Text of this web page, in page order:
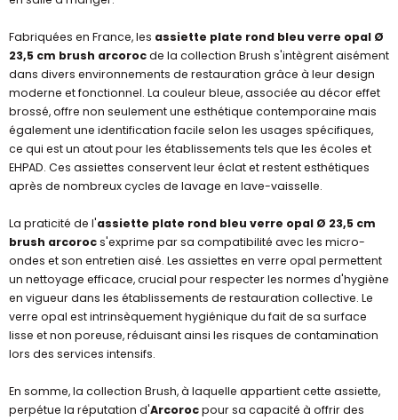
Fabriquées en France, les assiette plate rond bleu verre opal Ø
23,5 cm brush arcorocde la collection Brush s'intègrent aisément
dans divers environnements de restauration grâce à leur design
moderne et fonctionnel. La couleur bleue, associée au décor effet
brossé, offre non seulement une esthétique contemporaine mais
également une identification facile selon les usages spécifiques,
ce qui est un atout pour les établissements tels que les écoles et
EHPAD. Ces assiettes conservent leur éclat et restent esthétiques
après de nombreux cycles de lavage en lave-vaisselle.
La praticité de l'assiette plate rond bleu verre opal Ø 23,5 cm
brush arcorocs'exprime par sa compatibilité avec les micro-
ondes et son entretien aisé. Les assiettes en verre opal permettent
un nettoyage efficace, crucial pour respecter les normes d'hygiène
en vigueur dans les établissements de restauration collective. Le
verre opal est intrinsèquement hygiénique du fait de sa surface
lisse et non poreuse, réduisant ainsi les risques de contamination
lors des services intensifs.
En somme, la collection Brush, à laquelle appartient cette assiette,
perpétue la réputation d'Arcorocpour sa capacité à offrir des